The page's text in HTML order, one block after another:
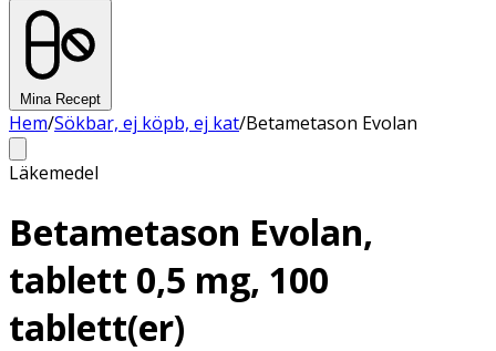
Mina Recept
Hem/Sökbar, ej köpb, ej kat/Betametason Evolan
Läkemedel
Betametason Evolan,
tablett 0,5 mg, 100
tablett(er)